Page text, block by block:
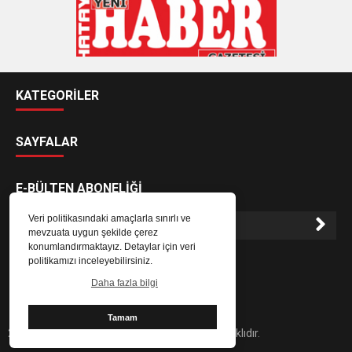
Veri politikasındaki amaçlarla sınırlı ve
mevzuata uygun şekilde çerez
konumlandırmaktayız. Detaylar için veri
politikamızı inceleyebilirsiniz.
Daha fazla bilgi
Tamam
KATEGORİLER
SAYFALAR
E-BÜLTEN ABONELİĞİ
E-Bülten aboneliği ile haberlere daha hızlı erişin.
2024 Hatay Yeni Haber Gazetesi - Her hakkı saklıdır.